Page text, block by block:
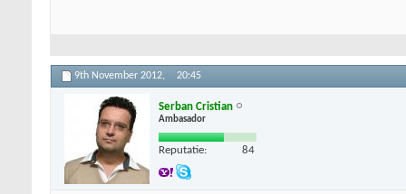
9th November 2012, 20:45
Serban Cristian
Ambasador
Reputatie: 84